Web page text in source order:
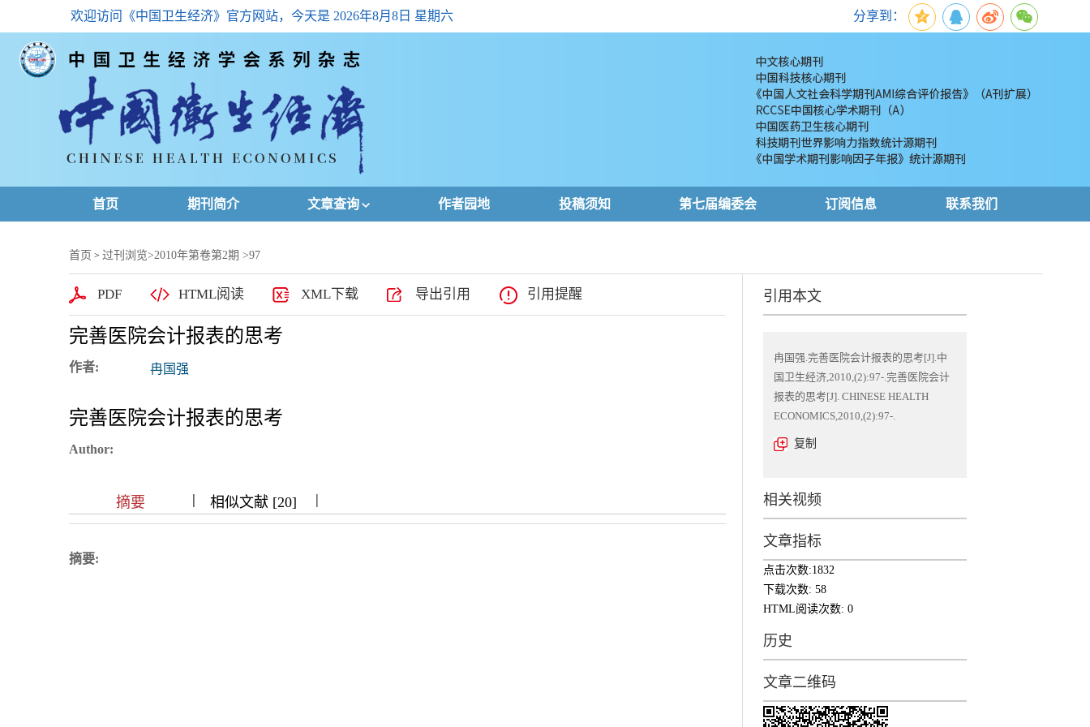
欢迎访问《中国卫生经济》官方网站，今天是 2026年8月8日 星期六 分享到：
首页 期刊简介 文章查询
高级查询
作者园地 投稿须知 第七届编委会 订阅信息 联系我们
首页 > 过刊浏览>2010年第卷第2期 >97
PDF HTML阅读 XML下载 导出引用 引用提醒
完善医院会计报表的思考
作者: 冉国强
完善医院会计报表的思考
Author:
摘要 |||| 相似文献 [20] |||
摘要:
引用本文
冉国强.完善医院会计报表的思考[J].中
国卫生经济,2010,(2):97-.完善医院会计
报表的思考[J]. CHINESE HEALTH
ECONOMICS,2010,(2):97-.
复制
相关视频
文章指标
点击次数:1832
下载次数: 58
HTML阅读次数: 0
历史
文章二维码